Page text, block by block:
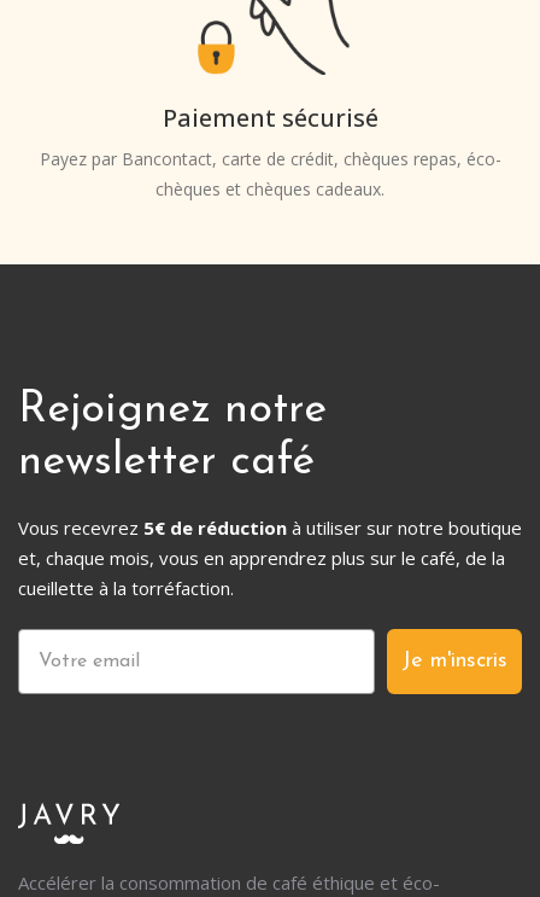
Paiement sécurisé
Payez par Bancontact, carte de crédit, chèques repas, éco-
chèques et chèques cadeaux.
Rejoignez notre
newsletter café
Vous recevrez 5€ de réduction à utiliser sur notre boutique
et, chaque mois, vous en apprendrez plus sur le café, de la
cueillette à la torréfaction.
Je m'inscris
Accélérer la consommation de café éthique et éco-